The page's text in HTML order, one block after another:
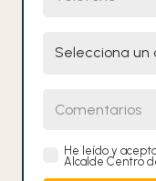
He leído y
Alcalde Centro